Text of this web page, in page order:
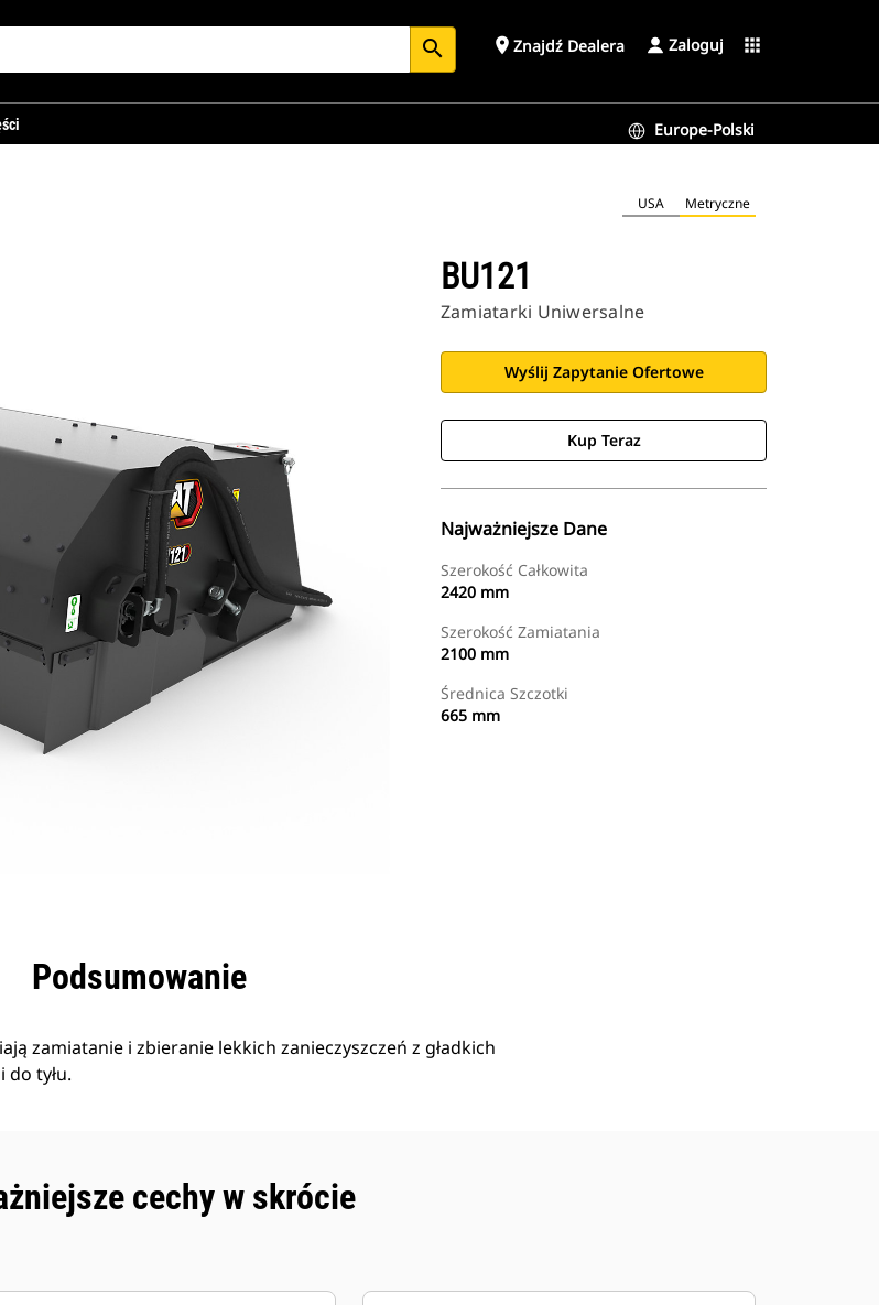
search place Znajdź Dealera Zaloguj apps
Europe-Polski
USA Metryczne
BU121
Zamiatarki Uniwersalne
Wyślij Zapytanie Ofertowe
Kup Teraz
Najważniejsze Dane
Szerokość Całkowita
2420 mm
Szerokość Zamiatania
2100 mm
Średnica Szczotki
665 mm
Podsumowanie
zamiatanie i zbieranie lekkich zanieczyszczeń z gładkich
tyłu.
cechy w skrócie